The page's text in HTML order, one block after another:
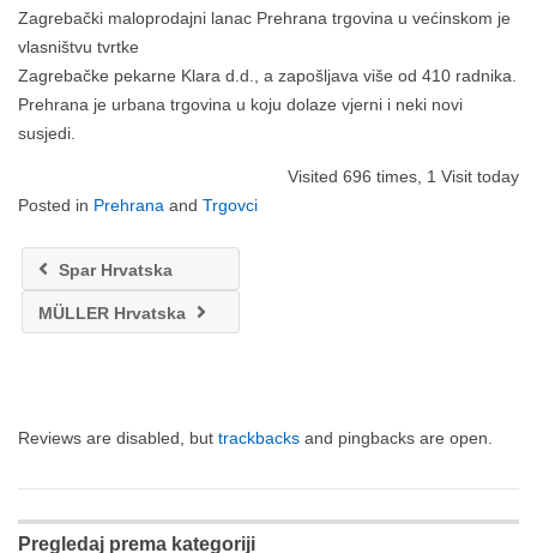
Zagrebački maloprodajni lanac Prehrana trgovina u većinskom je
vlasništvu tvrtke
Zagrebačke pekarne Klara d.d., a zapošljava više od 410 radnika.
Prehrana je urbana trgovina u koju dolaze vjerni i neki novi
susjedi.
Visited 696 times, 1 Visit today
Posted in Prehrana and Trgovci
Spar Hrvatska
MÜLLER Hrvatska
Reviews are disabled, but trackbacks and pingbacks are open.
Pregledaj prema kategoriji